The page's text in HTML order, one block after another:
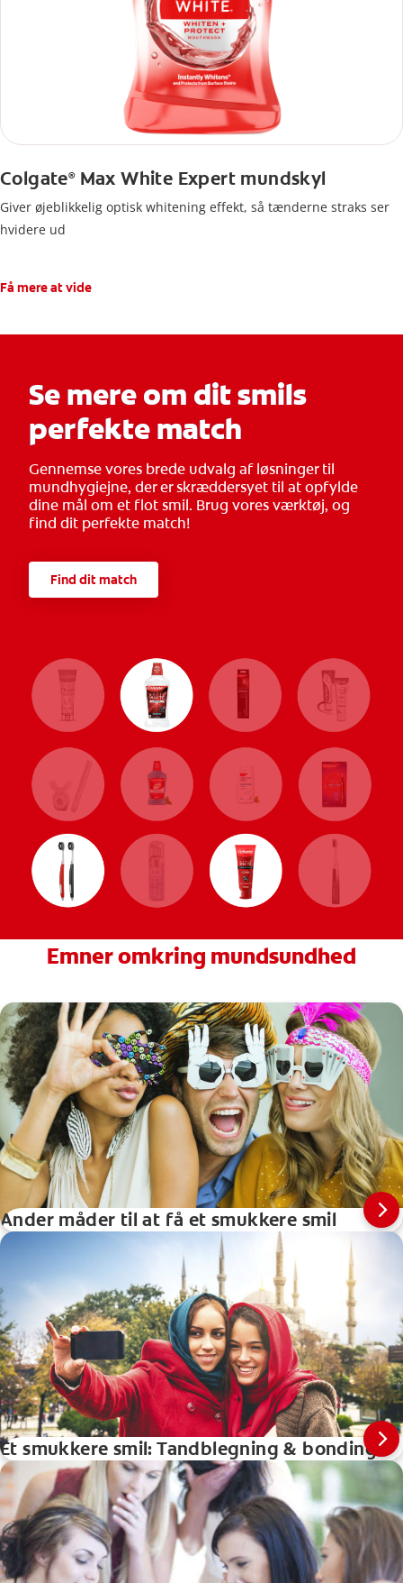
Colgate®Max White Expert mundskyl
Giver øjeblikkelig optisk whitening effekt, så tænderne straks ser
hvidere ud
Få mere at vide
Se mere om dit smils
perfekte match
Gennemse vores brede udvalg af løsninger til
mundhygiejne, der er skræddersyet til at opfylde
dine mål om et flot smil. Brug vores værktøj, og
find dit perfekte match!
Find dit match
Emner omkring mundsundhed
Ander måder til at få et smukkere smil
Et smukkere smil: Tandblegning & bonding